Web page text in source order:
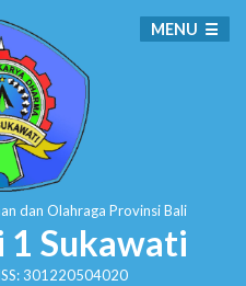
dan Olahraga Provinsi Bali
1 Sukawati
301220504020
MENU